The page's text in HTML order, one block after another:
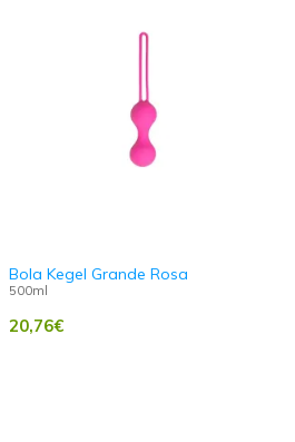
Bola Kegel Grande Rosa
500ml
20,76€